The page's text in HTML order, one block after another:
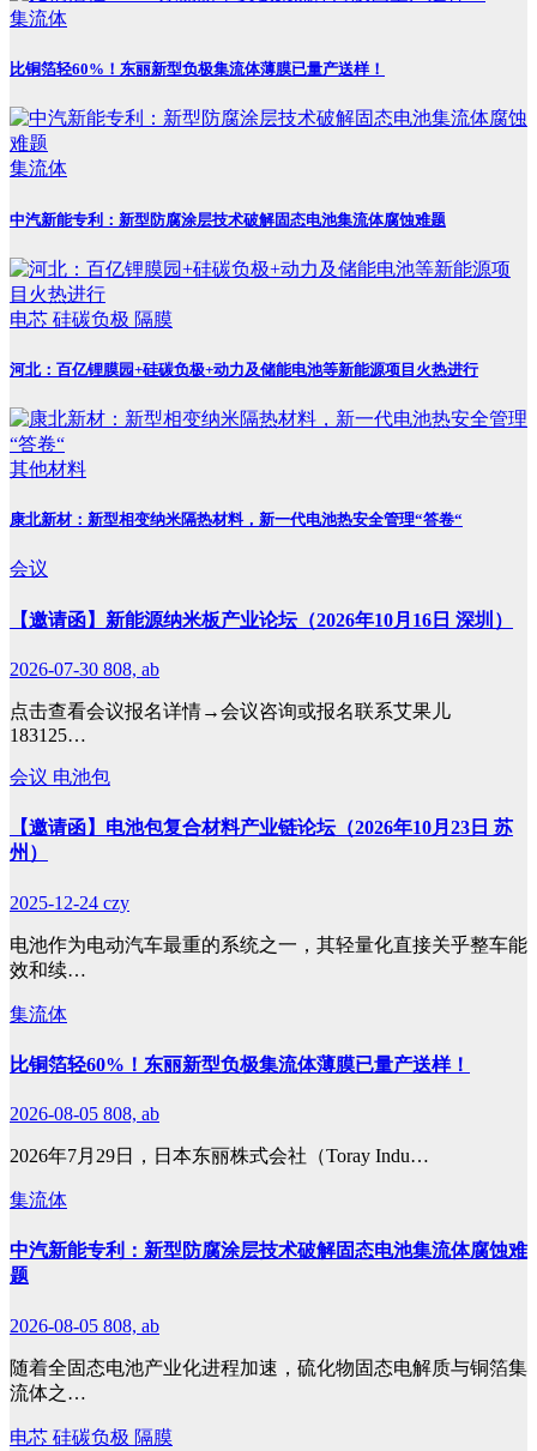
集流体
比铜箔轻60%！东丽新型负极集流体薄膜已量产送样！
集流体
中汽新能专利：新型防腐涂层技术破解固态电池集流体腐蚀难题
电芯 硅碳负极 隔膜
河北：百亿锂膜园+硅碳负极+动力及储能电池等新能源项目火热进行
其他材料
康北新材：新型相变纳米隔热材料，新一代电池热安全管理“答卷“
会议
【邀请函】新能源纳米板产业论坛（2026年10月16日 深圳）
2026-07-30 808, ab
点击查看会议报名详情→会议咨询或报名联系艾果儿
183125…
会议 电池包
【邀请函】电池包复合材料产业链论坛（2026年10月23日 苏
州）
2025-12-24 czy
电池作为电动汽车最重的系统之一，其轻量化直接关乎整车能
效和续…
集流体
比铜箔轻60%！东丽新型负极集流体薄膜已量产送样！
2026-08-05 808, ab
2026年7月29日，日本东丽株式会社（Toray Indu…
集流体
中汽新能专利：新型防腐涂层技术破解固态电池集流体腐蚀难
题
2026-08-05 808, ab
随着全固态电池产业化进程加速，硫化物固态电解质与铜箔集
流体之…
电芯 硅碳负极 隔膜